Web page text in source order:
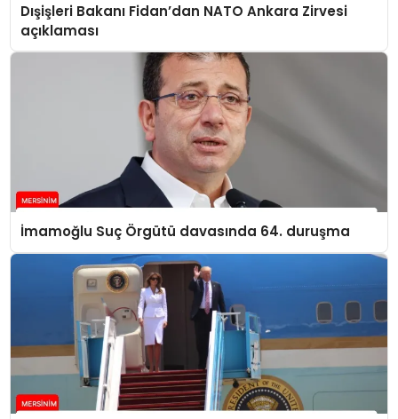
Dışişleri Bakanı Fidan’dan NATO Ankara Zirvesi
açıklaması
İmamoğlu Suç Örgütü davasında 64. duruşma